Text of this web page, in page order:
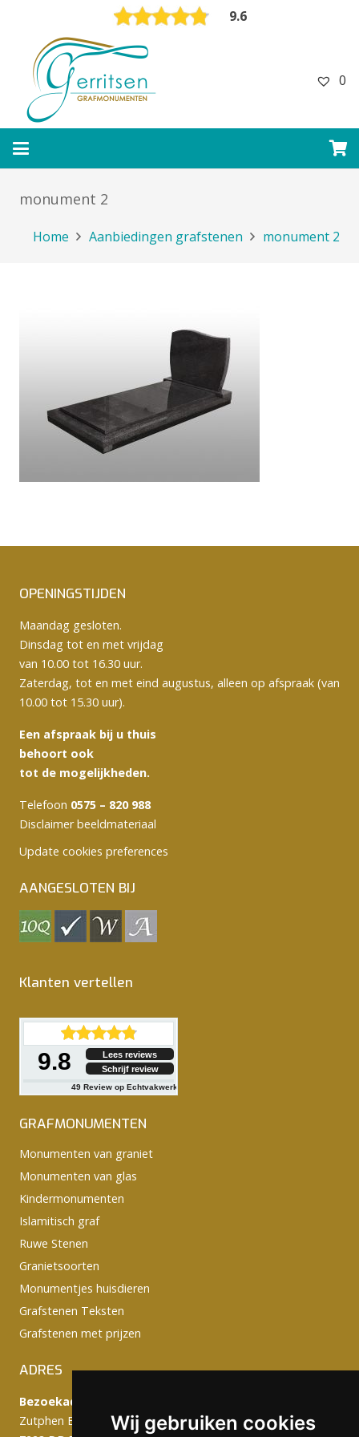
Wij gebruiken cookies
9.6
0
monument 2
Home Aanbiedingen grafstenen monument 2
OPENINGSTIJDEN
Maandag gesloten.
Dinsdag tot en met vrijdag
van 10.00 tot 16.30 uur.
Zaterdag, tot en met eind augustus, alleen op afspraak (van
10.00 tot 15.30 uur).
Een afspraak bij u thuis
behoort ook
tot de mogelijkheden.
Telefoon 0575 – 820 988
Disclaimer beeldmateriaal
Update cookies preferences
AANGESLOTEN BIJ
Klanten vertellen
9.8
Lees reviews
Schrijf review
49 Review op Echtvakwerk
GRAFMONUMENTEN
Monumenten van graniet
Monumenten van glas
Kindermonumenten
Islamitisch graf
Ruwe Stenen
Granietsoorten
Monumentjes huisdieren
Grafstenen Teksten
Grafstenen met prijzen
ADRES
Bezoekadres:
Zutphen Emmerikseweg 103C